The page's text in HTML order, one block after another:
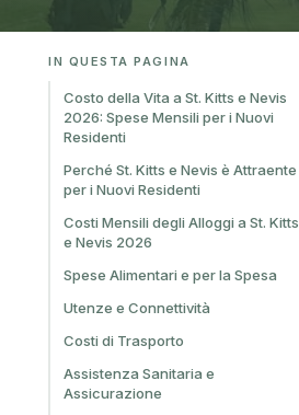
IN QUESTA PAGINA
Costo della Vita a St. Kitts e Nevis
2026: Spese Mensili per i Nuovi
Residenti
Perché St. Kitts e Nevis è Attraente
per i Nuovi Residenti
Costi Mensili degli Alloggi a St. Kitts
e Nevis 2026
Spese Alimentari e per la Spesa
Utenze e Connettività
Costi di Trasporto
Assistenza Sanitaria e
Assicurazione